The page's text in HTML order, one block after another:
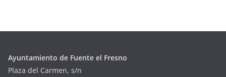
Ayuntamiento de Fuente el Fresno
Plaza del Carmen, s/n